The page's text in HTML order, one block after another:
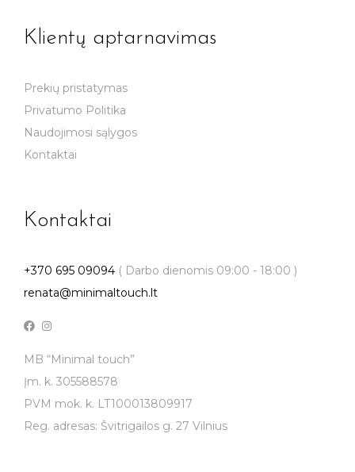
Klientų aptarnavimas
Prekių pristatymas
Privatumo Politika
Naudojimosi sąlygos
Kontaktai
Kontaktai
+370 695 09094 ( Darbo dienomis 09:00 - 18:00 )
renata@minimaltouch.lt
MB “Minimal touch”
Įm. k. 305588578
PVM mok. k. LT100013809917
Reg. adresas: Švitrigailos g. 27 Vilnius